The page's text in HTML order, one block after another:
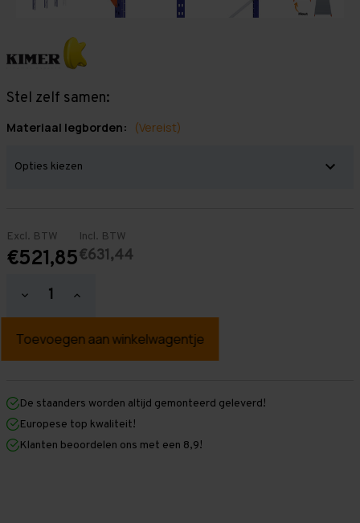
Stel zelf samen:
Materiaal legborden: (Vereist)
Excl. BTW
€521,85
Incl. BTW
€631,44
Hoeveelheid
verlagen
Grootvakstelling
mm
mm
x
400
mm
Hoeveelheid
verhogen
Grootvakstelling
mm
mm
400
mm
De staanders worden altijd gemonteerd geleverd!
Europese top kwaliteit!
Klanten beoordelen ons met een 8,9!